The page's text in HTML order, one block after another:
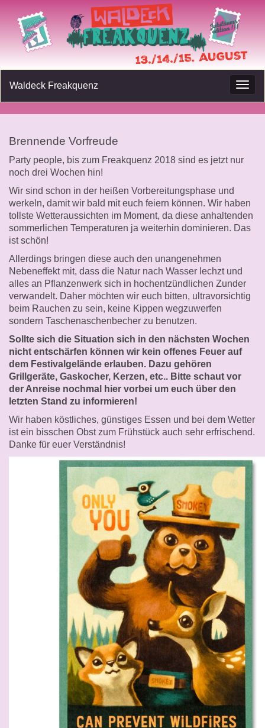
Waldeck Freakquenz
Brennende Vorfreude
Party people, bis zum Freakquenz 2018 sind es jetzt nur
noch drei Wochen hin!
Wir sind schon in der heißen Vorbereitungsphase und
werkeln, damit wir bald mit euch feiern können. Wir haben
tollste Wetteraussichten im Moment, da diese anhaltenden
sommerlichen Temperaturen ja weiterhin dominieren. Das
ist schön!
Allerdings bringen diese auch den unangenehmen
Nebeneffekt mit, dass die Natur nach Wasser lechzt und
alles an Pflanzenwerk sich in hochentzündlichen Zunder
verwandelt. Daher möchten wir euch bitten, ultravorsichtig
beim Rauchen zu sein, keine Kippen wegzuwerfen
sondern Taschenaschenbecher zu benutzen.
Sollte sich die Situation sich in den nächsten Wochen
nicht entschärfen können wir kein offenes Feuer auf
dem Festivalgelände erlauben. Dazu gehören
Grillgeräte, Gaskocher, Kerzen, etc.. Bitte schaut vor
der Anreise nochmal hier vorbei um euch über den
letzten Stand zu informieren!
Wir haben köstliches, günstiges Essen und bei dem Wetter
ist ein bisschen Obst zum Frühstück auch sehr erfrischend.
Danke für euer Verständnis!